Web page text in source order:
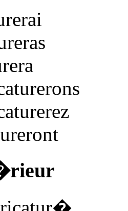
erai
eras
era
erons
erez
eront